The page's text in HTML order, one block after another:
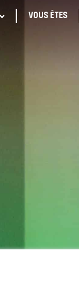
VOUS ÊTES